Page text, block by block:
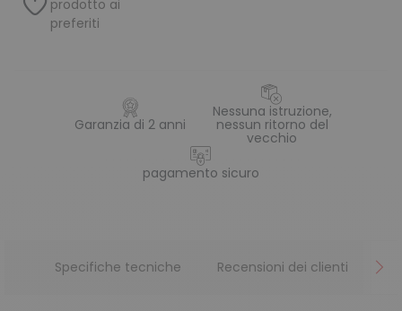
prodotto ai
preferiti
Garanzia di 2 anni
Nessuna istruzione,
nessun ritorno del
vecchio
pagamento sicuro
Specifiche tecniche Recensioni dei clienti